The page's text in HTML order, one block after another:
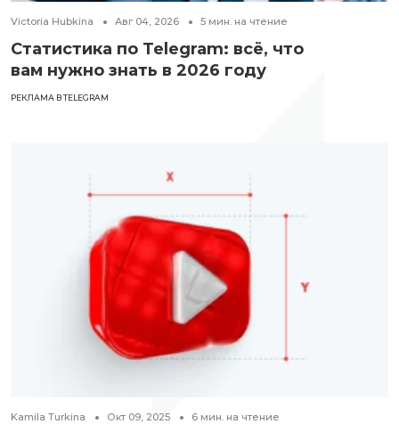
Victoria Hubkina Авг 04, 2026 5 мин. на чтение
Статистика по Telegram: всё, что
вам нужно знать в 2026 году
РЕКЛАМА В TELEGRAM
Kamila Turkina Окт 09, 2025 6 мин. на чтение